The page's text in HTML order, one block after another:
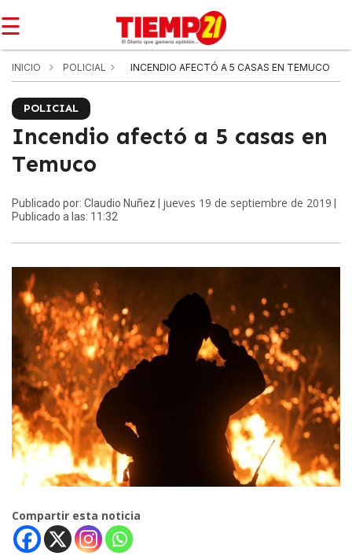
☰
INICIO POLICIAL INCENDIO AFECTÓ A 5 CASAS EN TEMUCO
POLICIAL
Incendio afectó a 5 casas en
Temuco
Publicado por: Claudio Nuñez | jueves 19 de septiembre de 2019
Publicado a las: 11:32
Compartir esta noticia